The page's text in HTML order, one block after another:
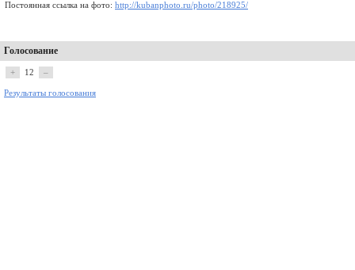
Постоянная ссылка на фото: http://kubanphoto.ru/photo/218925/
Голосование
+ 12 –
Результаты голосования